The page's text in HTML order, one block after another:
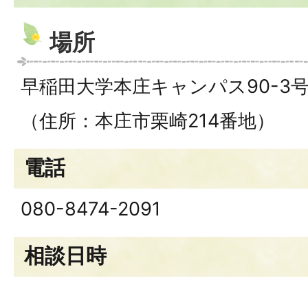
場所
早稲田大学本庄キャンパス90-3
（住所：本庄市栗崎214番地）
電話
080-8474-2091
相談日時